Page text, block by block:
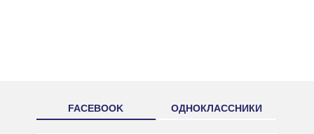
FACEBOOK ОДНОКЛАССНИКИ